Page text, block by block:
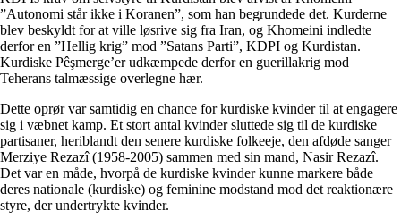
”Autonomi står ikke i Koranen”, som han begrundede det. Kurderne
blev beskyldt for at ville løsrive sig fra Iran, og Khomeini indledte
derfor en ”Hellig krig” mod ”Satans Parti”, KDPI og Kurdistan.
Kurdiske Pêşmerge’er udkæmpede derfor en guerillakrig mod
Teherans talmæssige overlegne hær.
Dette oprør var samtidig en chance for kurdiske kvinder til at engagere
sig i væbnet kamp. Et stort antal kvinder sluttede sig til de kurdiske
partisaner, heriblandt den senere kurdiske folkeeje, den afdøde sanger
Merziye Rezazî (1958-2005) sammen med sin mand, Nasir Rezazî.
Det var en måde, hvorpå de kurdiske kvinder kunne markere både
deres nationale (kurdiske) og feminine modstand mod det reaktionære
styre, der undertrykte kvinder.